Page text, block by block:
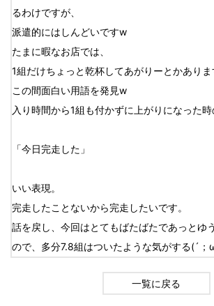
るわけですが、
派遣的にはしんどいですw
たまに暇なお店では、
1組だけちょっと乾杯してあがりーとかありま
この間面白い用語を発見w
入り時間から1組も付かずに上がりになった
「今日完走した」
いい表現。
完走したことないから完走したいです。
話を戻し、今回はとてもばたばたであっとゆ
ので、多分7.8組はついたような気がする(´；
一覧に戻る